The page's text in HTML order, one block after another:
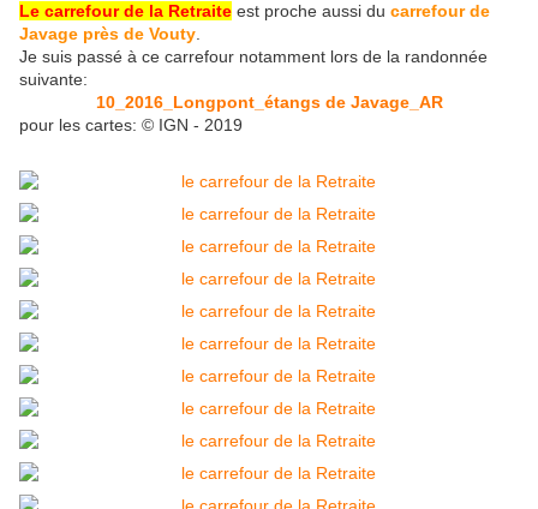
Le carrefour de la Retraite est proche aussi du carrefour de
Javage près de Vouty
Je suis passé à ce carrefour notamment lors de la randonnée
suivante:
10_2016_Longpont_étangs de Javage_AR
pour les cartes: © IGN - 2019